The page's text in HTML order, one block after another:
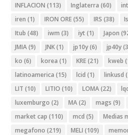
INFLACION (113) Inglaterra (60)
iren (1) IRON ORE(55) IRS (38)
Itub (48) iwm (3) iyt (1) Japon
JMIA(9) JNK(1) jp10y(6) jp40y
ko (6) korea (1) KRE(21) kweb
latinoamerica (15) lcid (1) linkusd
LIT (10) LITIO (10) LOMA(22)
luxemburgo (2) MA(2) mags (9)
market cap (110) mcd (5) Medias
megafono (219) MELI (109)